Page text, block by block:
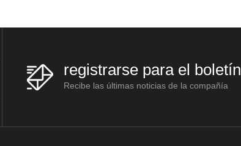
registrarse para el boletín
Recibe las últimas noticias de la compañía